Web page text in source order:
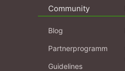
Community
Blog
Partnerprogramm
Guidelines